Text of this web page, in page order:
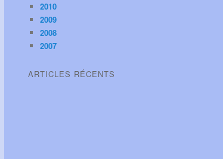
2010
2009
2008
2007
ARTICLES RÉCENTS